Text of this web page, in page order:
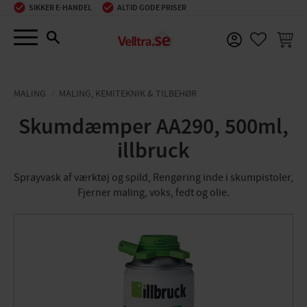
Menu
SIKKER E-HANDEL ALTID GODE PRISER
MALING MALING, KEMITEKNIK & TILBEHØR
Skumdæmper AA290, 500ml,
illbruck
Sprayvask af værktøj og spild, Rengøring inde i skumpistoler,
Fjerner maling, voks, fedt og olie.